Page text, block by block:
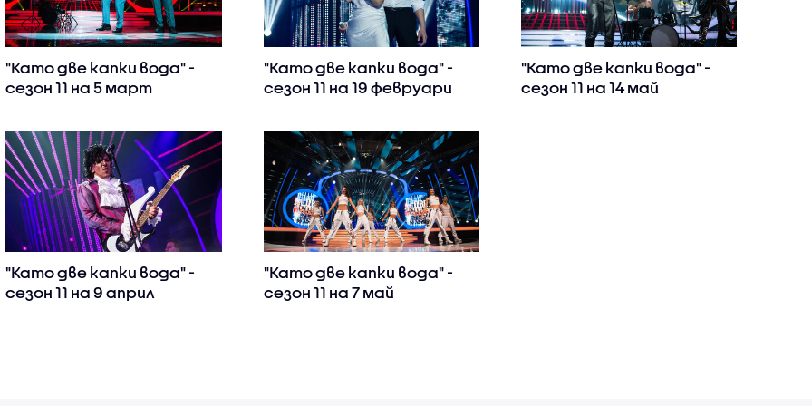
"Като две капки вода" -
сезон 11 на 5 март
"Като две капки вода" -
сезон 11 на 19 февруари
"Като две капки вода" -
сезон 11 на 14 май
"Като две капки вода" -
сезон 11 на 9 април
"Като две капки вода" -
сезон 11 на 7 май